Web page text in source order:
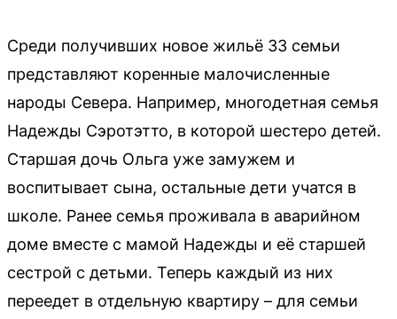
Среди получивших новое жильё 33 семьи
представляют коренные малочисленные
народы Севера. Например, многодетная семья
Надежды Сэротэтто, в которой шестеро детей.
Старшая дочь Ольга уже замужем и
воспитывает сына, остальные дети учатся в
школе. Ранее семья проживала в аварийном
доме вместе с мамой Надежды и её старшей
сестрой с детьми. Теперь каждый из них
переедет в отдельную квартиру – для семьи